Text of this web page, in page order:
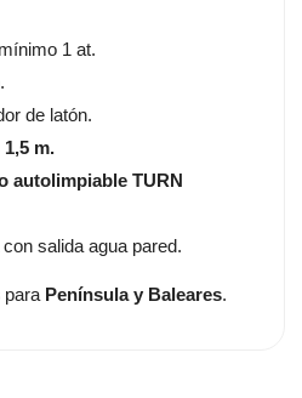
1 at.
de latón.
m.
autolimpiable TURN
salida agua pared.
para Península y Baleares.